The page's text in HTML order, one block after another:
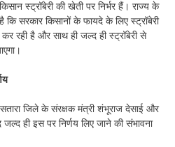
स्ट्रॉबेरी की खेती पर निर्भर हैं। राज्य के
कि सरकार किसानों के फायदे के लिए स्ट्रॉबेरी
रही है और साथ ही जल्द ही स्ट्रॉबेरी से
जिले के संरक्षक मंत्री शंभूराज देसाई और
ही इस पर निर्णय लिए जाने की संभावना